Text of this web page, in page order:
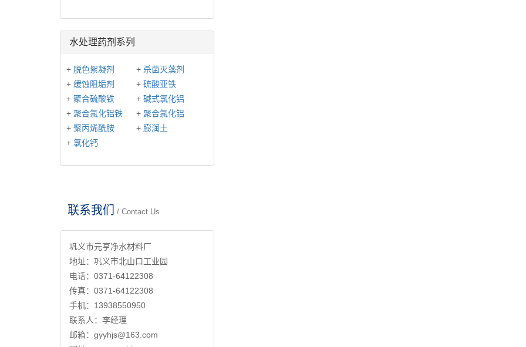
水处理药剂系列
+ 脱色絮凝剂 +杀菌灭藻剂
+ 缓蚀阻垢剂 +硫酸亚铁
+ 聚合硫酸铁 +碱式氯化铝
+ 聚合氯化铝铁 +聚合氯化铝
+ 聚丙烯酰胺 + 膨润土
+ 氯化钙
联系我们 / Contact Us
巩义市元亨净水材料厂
地址：巩义市北山口工业园
电话：0371-64122308
传真：0371-64122308
手机：13938550950
联系人：李经理
邮箱：gyyhjs@163.com